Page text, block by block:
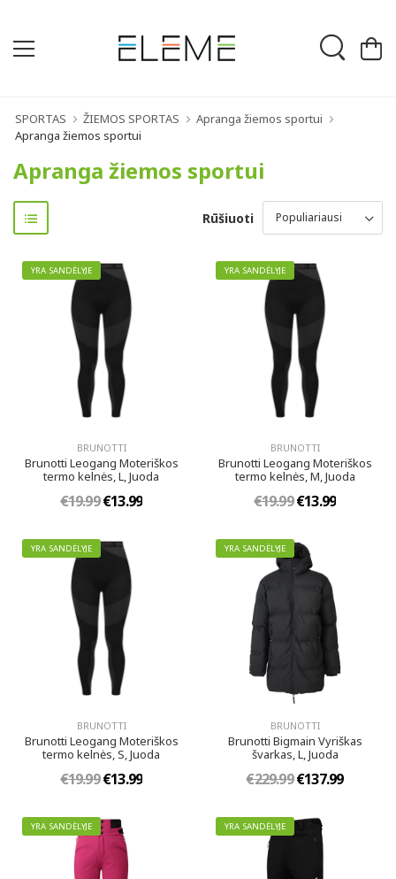
SPORTAS ŽIEMOS SPORTAS
Apranga žiemos sportui
Apranga žiemos sportui
Apranga žiemos sportui
Rūšiuoti
YRA SANDĖLYJE
BRUNOTTI
Brunotti Leogang Moteriškos
termo kelnės, L, Juoda
€19.99€13.99
YRA SANDĖLYJE
BRUNOTTI
Brunotti Leogang Moteriškos
termo kelnės, M, Juoda
€19.99€13.99
YRA SANDĖLYJE
BRUNOTTI
Brunotti Leogang Moteriškos
termo kelnės, S, Juoda
€19.99€13.99
YRA SANDĖLYJE
BRUNOTTI
Brunotti Bigmain Vyriškas
švarkas, L, Juoda
€229.99€137.99
YRA SANDĖLYJE YRA SANDĖLYJE